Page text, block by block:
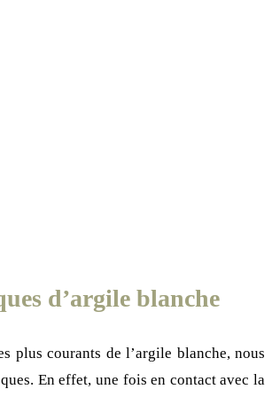
d’argile blanche
plus courants de l’argile blanche, nous
En effet, une fois en contact avec la